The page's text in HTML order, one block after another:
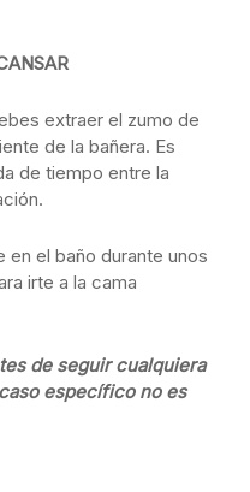
extraer el zumo de
de la bañera. Es
de tiempo entre la
el baño durante unos
irte a la cama
de seguir cualquiera
específico no es